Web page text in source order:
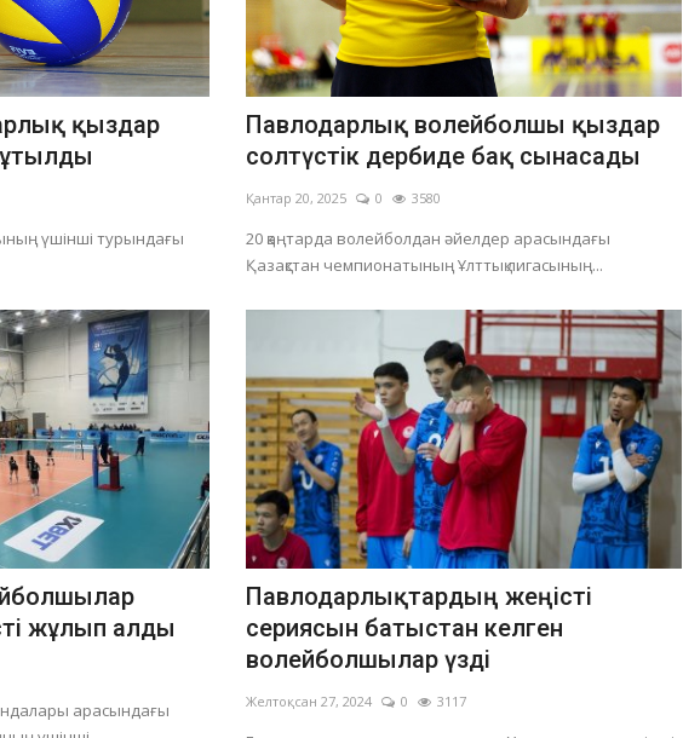
қыздар
ұтылды
үшінші турындағы
Павлодарлық волейболшы қыздар
солтүстік дербиде бақ сынасады
Қантар 20, 2025 0 3580
20 қаңтарда волейболдан әйелдер арасындағы
Қазақстан чемпионатының Ұлттық лигасының...
жұлып алды
арасындағы
Павлодарлықтардың жеңісті
сериясын батыстан келген
волейболшылар үзді
Желтоқсан 27, 2024 0 3117